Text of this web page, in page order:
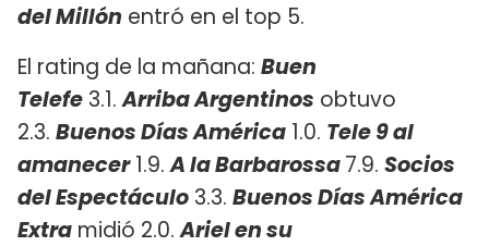
del Millón entró en el top 5.
El rating de la mañana: Buen
Telefe 3.1.Arriba Argentinos obtuvo
2.3. Buenos Días América 1.0. Tele 9 al
amanecer1.9.A la Barbarossa7.9. Socios
del Espectáculo 3.3. Buenos Días América
Extra midió 2.0.Ariel en su